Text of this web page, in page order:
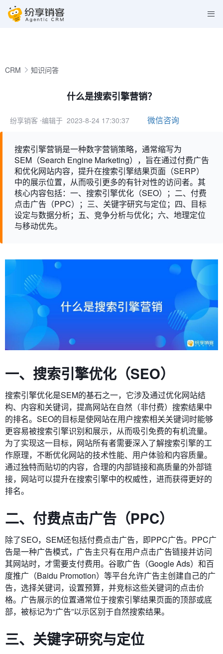
CRM 知识问答
什么是搜索引擎营销？
纷享销客 ⋅编辑于 2023-8-24 17:30:37 微信咨询
搜索引擎营销是一种数字营销策略，通常缩写为
SEM（Search Engine Marketing），旨在通过付费广告
和优化网站内容，提升在搜索引擎结果页面（SERP）
中的展示位置，从而吸引更多的有针对性的访问者。其
核心内容包括：一、搜索引擎优化（SEO）；二、付费
点击广告（PPC）；三、关键字研究与定位；四、目标
设定与数据分析；五、竞争分析与优化；六、地理定位
与移动优先。
一、搜索引擎优化（SEO）
搜索引擎优化是SEM的基石之一，它涉及通过优化网站结
构、内容和关键词，提高网站在自然（非付费）搜索结果中
的排名。SEO的目标是使网站在用户搜索相关关键词时能够
更容易被搜索引擎识别和展示，从而吸引免费的有机流量。
为了实现这一目标，网站所有者需要深入了解搜索引擎的工
作原理，不断优化网站的技术性能、用户体验和内容质量。
通过独特而贴切的内容，合理的内部链接和高质量的外部链
接，网站可以提升在搜索引擎中的权威性，进而获得更好的
排名。
二、付费点击广告（PPC）
除了SEO，SEM还包括付费点击广告，即PPC广告。PPC广
告是一种广告模式，广告主只有在用户点击广告链接并访问
其网站时，才需要支付费用。谷歌广告（Google Ads）和百
度推广（Baidu Promotion）等平台允许广告主创建自己的广
告，选择关键词，设置预算，并竞标这些关键词的点击价
格。广告展示的位置通常位于搜索引擎结果页面的顶部或底
部，被标记为“广告”以示区别于自然搜索结果。
三、关键字研究与定位